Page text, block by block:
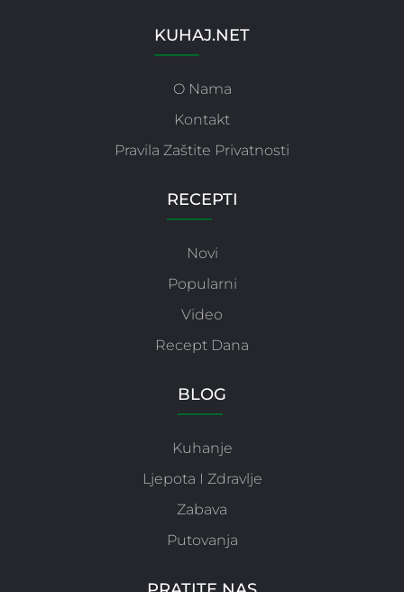
KUHAJ.NET
O Nama
Kontakt
Pravila Zaštite Privatnosti
RECEPTI
Novi
Popularni
Video
Recept Dana
BLOG
Kuhanje
Ljepota I Zdravlje
Zabava
Putovanja